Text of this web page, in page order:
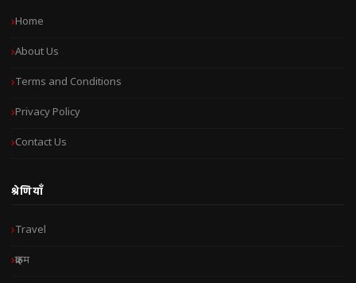
Home
About Us
Terms and Conditions
Privacy Policy
Contact Us
श्रेणियाँ
Travel
क्राइम